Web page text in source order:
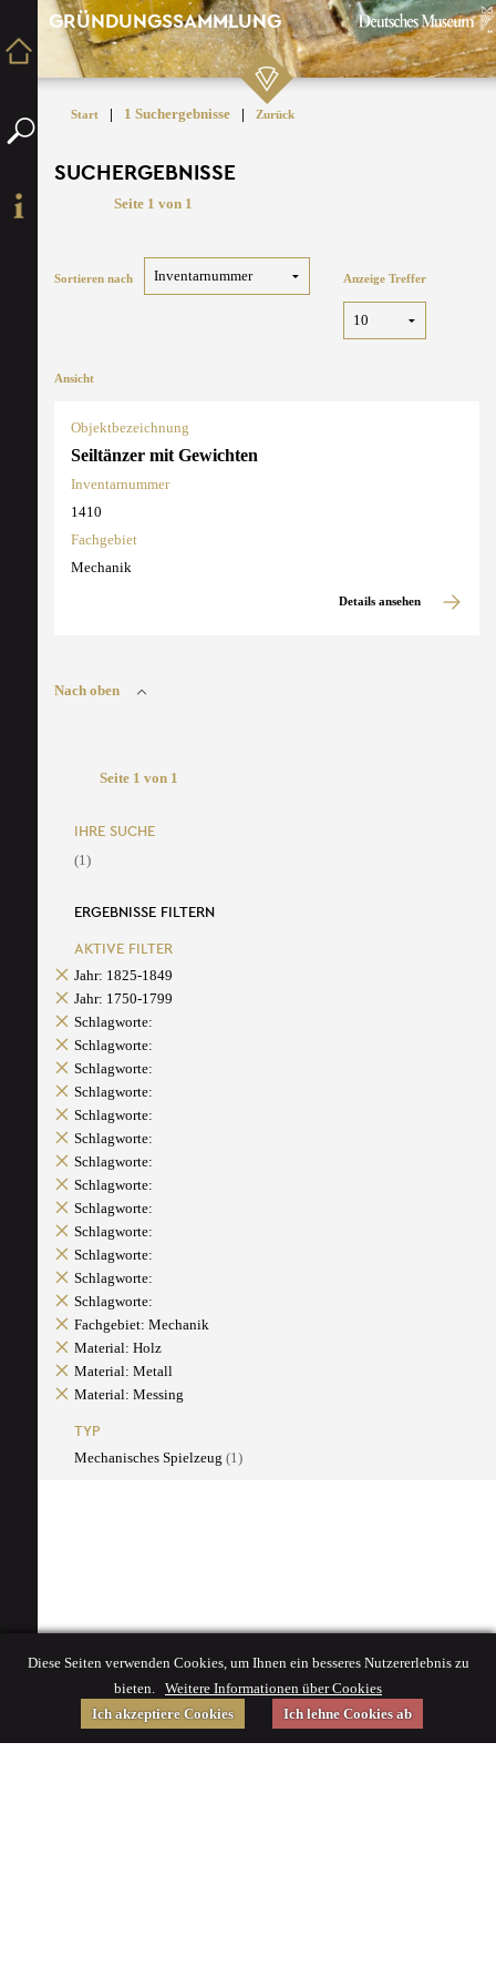
GRÜNDUNGSSAMMLUNG
Start | 1 Suchergebnisse | Zurück
SUCHERGEBNISSE
Seite 1 von 1
Sortieren nach Anzeige Treffer
Ansicht
Objektbezeichnung
Seiltänzer mit Gewichten
Inventarnummer
1410
Fachgebiet
Mechanik
Details ansehen
Nach oben
Seite 1 von 1
IHRE SUCHE
(1)
ERGEBNISSE FILTERN
AKTIVE FILTER
Jahr: 1825-1849
Jahr: 1750-1799
Schlagworte:
Schlagworte:
Schlagworte:
Schlagworte:
Schlagworte:
Schlagworte:
Schlagworte:
Schlagworte:
Schlagworte:
Schlagworte:
Schlagworte:
Schlagworte:
Schlagworte:
Fachgebiet: Mechanik
Material: Holz
Material: Metall
Material: Messing
TYP
Mechanisches Spielzeug (1)
Diese Seiten verwenden Cookies, um Ihnen ein besseres Nutzererlebnis zu
bieten. Weitere Informationen über Cookies
Ich akzeptiere Cookies
Ich lehne Cookies ab